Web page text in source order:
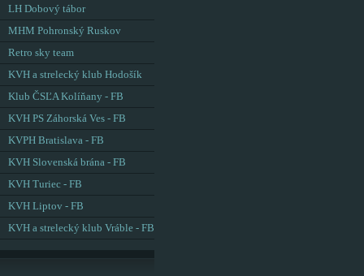
LH Dobový tábor
MHM Pohronský Ruskov
Retro sky team
KVH a strelecký klub Hodošík
Klub ČSĽA Kolíňany - FB
KVH PS Záhorská Ves - FB
KVPH Bratislava - FB
KVH Slovenská brána - FB
KVH Turiec - FB
KVH Liptov - FB
KVH a strelecký klub Vráble - FB